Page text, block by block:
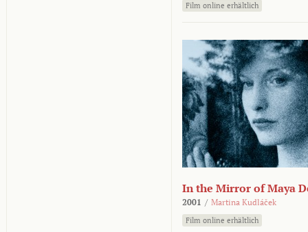
Film online erhältlich
In the Mirror of Maya
2001 / Martina Kudláček
Film online erhältlich